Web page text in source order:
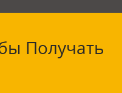
Получать